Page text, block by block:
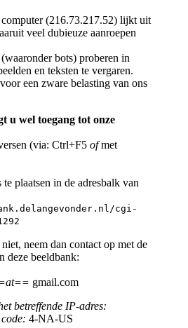
(216.73.217.52) lijkt uit
veel dubieuze aanroepen
bots) proberen in
en teksten te vergaren.
een zware belasting van ons
u wel toegang tot onze
(via: Ctrl+F5 ofmet
plaatsen in de adresbalk van
cgi-
neem dan contact op met de
deze beeldbank:
gmail.com
betreffende IP-adres:
4-NA-US